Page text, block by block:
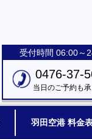
受付時間 06:00～
0476-37-
当日のご予約も
羽田空港 料金